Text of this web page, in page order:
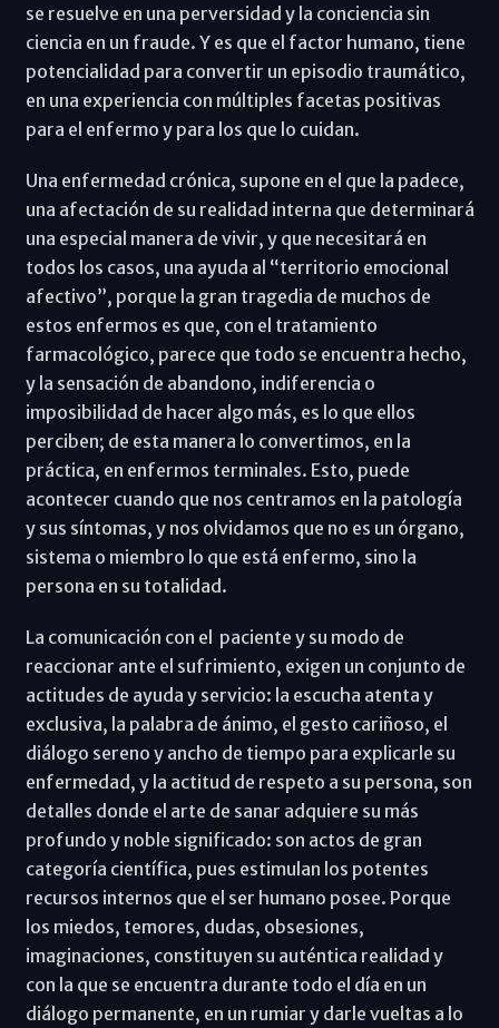
se resuelve en una perversidad y la conciencia sin
ciencia en un fraude. Y es que el factor humano, tiene
potencialidad para convertir un episodio traumático,
en una experiencia con múltiples facetas positivas
para el enfermo y para los que lo cuidan.
Una enfermedad crónica, supone en el que la padece,
una afectación de su realidad interna que determinará
una especial manera de vivir, y que necesitará en
todos los casos, una ayuda al “territorio emocional
afectivo”, porque la gran tragedia de muchos de
estos enfermos es que, con el tratamiento
farmacológico, parece que todo se encuentra hecho,
y la sensación de abandono, indiferencia o
imposibilidad de hacer algo más, es lo que ellos
perciben; de esta manera lo convertimos, en la
práctica, en enfermos terminales. Esto, puede
acontecer cuando que nos centramos en la patología
y sus síntomas, y nos olvidamos que no es un órgano,
sistema o miembro lo que está enfermo, sino la
persona en su totalidad.
La comunicación con el paciente y su modo de
reaccionar ante el sufrimiento, exigen un conjunto de
actitudes de ayuda y servicio: la escucha atenta y
exclusiva, la palabra de ánimo, el gesto cariñoso, el
diálogo sereno y ancho de tiempo para explicarle su
enfermedad, y la actitud de respeto a su persona, son
detalles donde el arte de sanar adquiere su más
profundo y noble significado: son actos de gran
categoría científica, pues estimulan los potentes
recursos internos que el ser humano posee. Porque
los miedos, temores, dudas, obsesiones,
imaginaciones, constituyen su auténtica realidad y
con la que se encuentra durante todo el día en un
diálogo permanente, en un rumiar y darle vueltas a lo